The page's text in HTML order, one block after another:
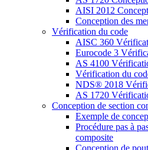
AISI 2012
Conception des
Vérification du code
AISC 360
Eurocode 3
AS 4100
Vérification du
NDS® 2018
AS 1720
Conception de section
Exemple de
Procédure pas à
composite